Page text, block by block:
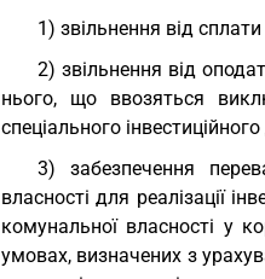
1) звільнення від
2) звільнення від
нього, що ввозяться
спеціального
3) забезпечення
власності для реалізації
комунальної власності у
умовах, визначених з